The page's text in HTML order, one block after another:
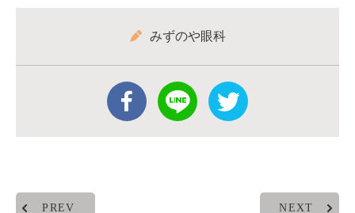
みずのや眼科
PREV NEXT